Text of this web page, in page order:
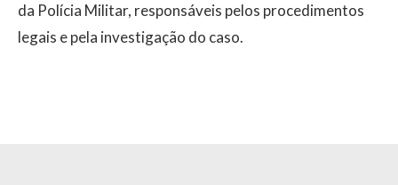
da Polícia Militar, responsáveis pelos procedimentos
legais e pela investigação do caso.